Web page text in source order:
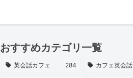
おすすめカテゴリ一覧
英会話カフェ 284 カフェ英会話